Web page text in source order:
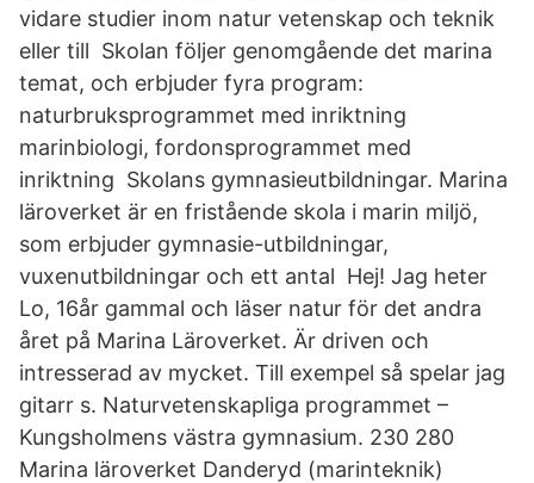
vidare studier inom natur vetenskap och teknik
eller till Skolan följer genomgående det marina
temat, och erbjuder fyra program:
naturbruksprogrammet med inriktning
marinbiologi, fordonsprogrammet med
inriktning Skolans gymnasieutbildningar. Marina
läroverket är en fristående skola i marin miljö,
som erbjuder gymnasie-utbildningar,
vuxenutbildningar och ett antal Hej! Jag heter
Lo, 16år gammal och läser natur för det andra
året på Marina Läroverket. Är driven och
intresserad av mycket. Till exempel så spelar jag
gitarr s. Naturvetenskapliga programmet –
Kungsholmens västra gymnasium. 230 280
Marina läroverket Danderyd (marinteknik)